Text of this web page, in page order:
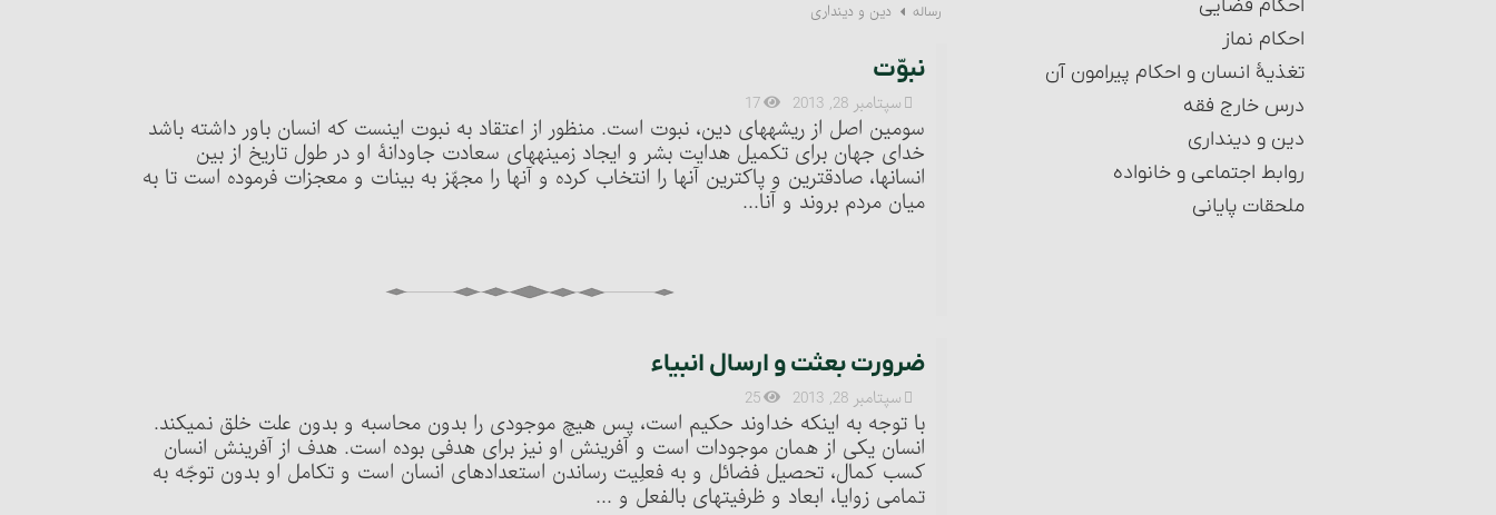
رساله دین و دینداری
نبوّت
سپتامبر 28, 2013 17
سومین اصل از ریشه‏های دین، نبوت است. منظور از اعتقاد به نبوت اینست که انسان باور داشته باشد
خدای جهان برای تکمیل هدایت بشر و ایجاد زمینه‏های سعادت جاودانۀ او در طول تاریخ از بین
انسانها، صادق‏ترین و پاک‏ترین آنها را انتخاب کرده و آنها را مجهّز به بینات و معجزات فرموده است تا به
میان مردم بروند و آنا...
ضرورت بعثت و ارسال انبیاء‏
سپتامبر 28, 2013 25
با توجه به اینکه خداوند حکیم است، پس هیچ موجودی را بدون محاسبه و بدون علت خلق نمی‏کند.
انسان یکی از همان موجودات است و آفرینش او نیز برای هدفی‏ بوده است. هدف از آفرینش انسان
کسب کمال، تحصیل فضائل و به فعلِیت رساندن استعدادهای انسان است و تکامل او بدون توجّه به
تمامی زوایا، ابعاد و ظرفیتهای بالفعل و ...
احکام قضایی
احکام نماز
تغذیۀ انسان و احکام پیرامون آن
درس خارج فقه
دین و دینداری
روابط اجتماعی و خانواده
ملحقات پایانی